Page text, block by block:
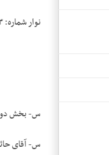
نوار شماره: ۳
س- بخش دوم مصاحبه با
س- آقای